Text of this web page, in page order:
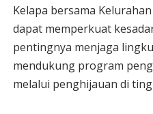
Kelapa bersama
dapat memperkuat
pentingnya menjaga
mendukung program
melalui penghijauan di